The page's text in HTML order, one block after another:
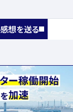
感想を送る